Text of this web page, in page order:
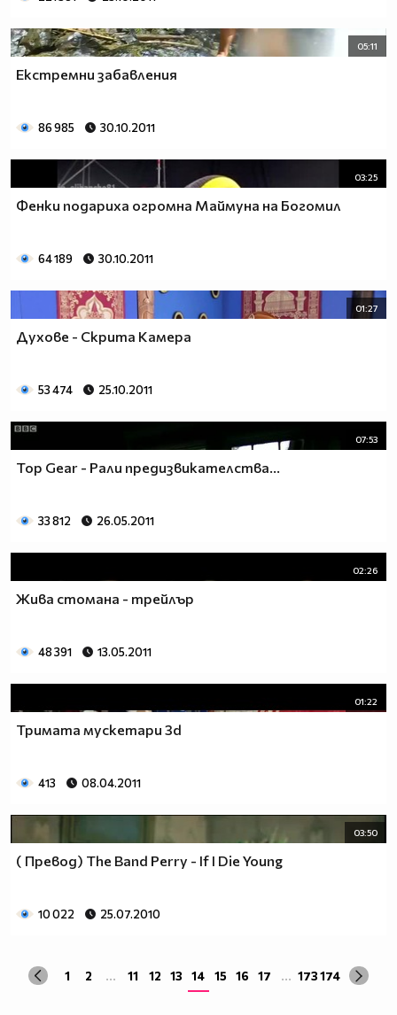
05:11
Екстремни забавления
86 985 30.10.2011
03:25
Фенки подариха огромна Маймуна на Богомил
64 189 30.10.2011
01:27
Духове - Скрита Камера
53 474 25.10.2011
07:53
Top Gear - Рали предизвикателства...
33 812 26.05.2011
02:26
Жива стомана - трейлър
48 391 13.05.2011
01:22
Тримата мускетари 3d
413 08.04.2011
03:50
( Превод) The Band Perry - If I Die Young
10 022 25.07.2010
1 2 ... 11 12 13 14 15 16 17 ... 173174